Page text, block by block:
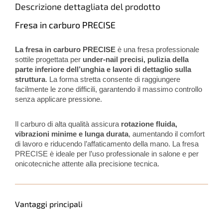
Descrizione dettagliata del prodotto
Fresa in carburo PRECISE
La fresa in carburo PRECISE è una fresa professionale
sottile progettata per under-nail precisi, pulizia della
parte inferiore dell’unghia e lavori di dettaglio sulla
struttura. La forma stretta consente di raggiungere
facilmente le zone difficili, garantendo il massimo controllo
senza applicare pressione.
Il carburo di alta qualità assicura rotazione fluida,
vibrazioni minime e lunga durata, aumentando il comfort
di lavoro e riducendo l’affaticamento della mano. La fresa
PRECISE è ideale per l’uso professionale in salone e per
onicotecniche attente alla precisione tecnica.
Vantaggi principali